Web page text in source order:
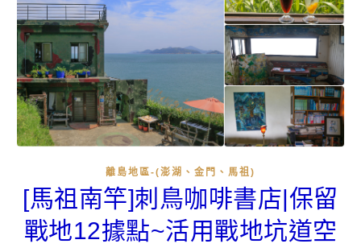
離島地區-(澎湖、金門、馬祖)
[馬祖南竿]刺鳥咖啡書店|保留
戰地12據點~活用戰地坑道空